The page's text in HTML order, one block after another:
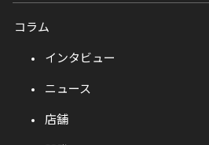
コラム
インタビュー
ニュース
店舗